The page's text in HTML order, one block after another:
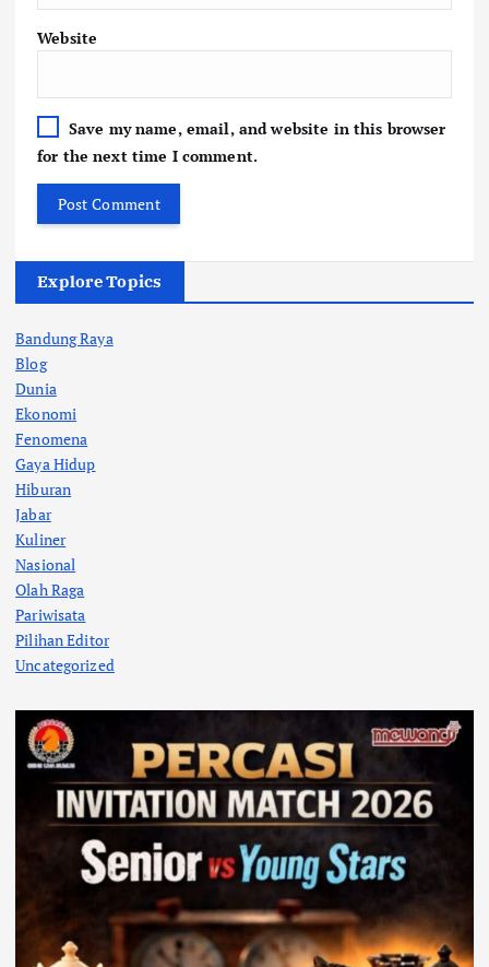
Website
Save my name, email, and website in this browser
for the next time I comment.
Explore Topics
Bandung Raya
Blog
Dunia
Ekonomi
Fenomena
Gaya Hidup
Hiburan
Jabar
Kuliner
Nasional
Olah Raga
Pariwisata
Pilihan Editor
Uncategorized